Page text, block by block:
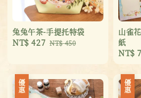
兔兔午茶-手提托特袋
Sale
NT$ 427 Regular
NT$ 450
山雀
紙
Sale
NT$
優惠 優惠